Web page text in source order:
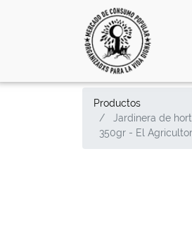
Productos
Jardinera de
350gr - El Agricultor